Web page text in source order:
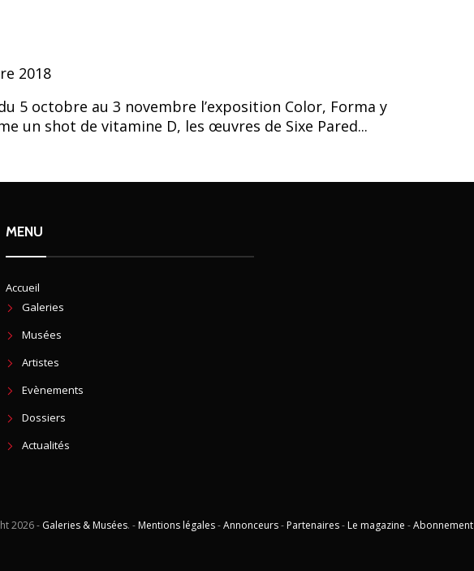
2018
5 octobre au 3 novembre l’exposition Color, Forma y
un shot de vitamine D, les œuvres de Sixe Pared...
MENU
Accueil
Galeries
Musées
Artistes
Evènements
Dossiers
Actualités
2026 - Galeries & Musées. - Mentions légales-Annonceurs- Partenaires- Le magazine -Abonnement